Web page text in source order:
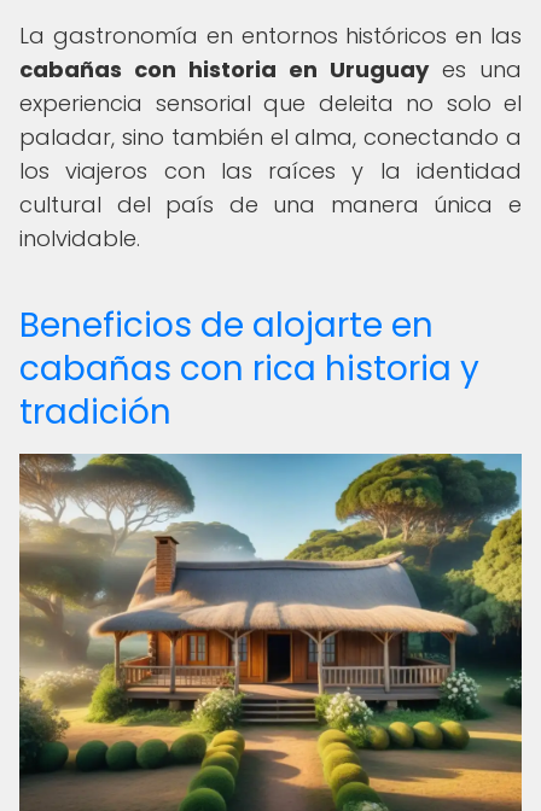
La gastronomía en entornos históricos en las
cabañas con historia en Uruguayes una
experiencia sensorial que deleita no solo el
paladar, sino también el alma, conectando a
los viajeros con las raíces y la identidad
cultural del país de una manera única e
inolvidable.
Beneficios de alojarte en
cabañas con rica historia y
tradición